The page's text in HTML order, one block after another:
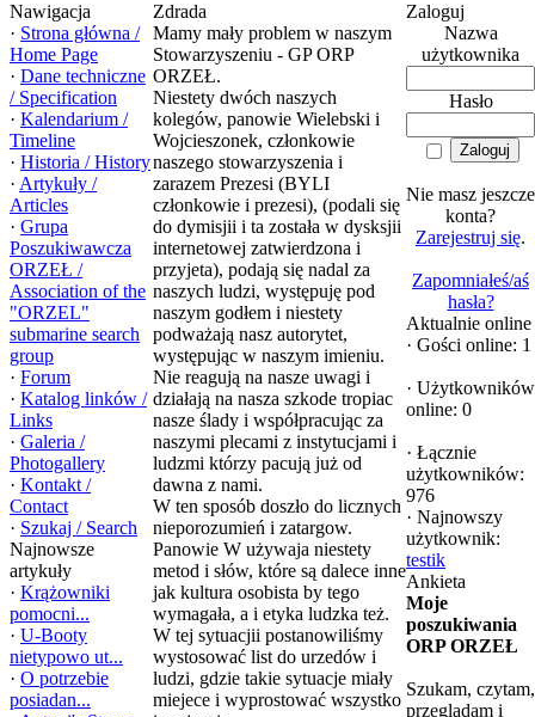
Nawigacja
· Strona główna /
Home Page
· Dane techniczne
/ Specification
· Kalendarium /
Timeline
· Historia / History
· Artykuły /
Articles
· Grupa
Poszukiwawcza
ORZEŁ /
Association of the
"ORZEL"
submarine search
group
· Forum
· Katalog linków /
Links
· Galeria /
Photogallery
· Kontakt /
Contact
· Szukaj / Search
Najnowsze
artykuły
· Krążowniki
pomocni...
· U-Booty
nietypowo ut...
· O potrzebie
posiadan...
Zdrada
Mamy mały problem w naszym
Stowarzyszeniu - GP ORP
ORZEŁ.
Niestety dwóch naszych
kolegów, panowie Wielebski i
Wojcieszonek, członkowie
naszego stowarzyszenia i
zarazem Prezesi (BYLI
członkowie i prezesi), (podali się
do dymisjii i ta została w dysksjii
internetowej zatwierdzona i
przyjeta), podają się nadal za
naszych ludzi, występuję pod
naszym godłem i niestety
podważają nasz autorytet,
występując w naszym imieniu.
Nie reagują na nasze uwagi i
działają na nasza szkode tropiac
nasze ślady i współpracując za
naszymi plecami z instytucjami i
ludzmi którzy pacują już od
dawna z nami.
W ten sposób doszło do licznych
nieporozumień i zatargow.
Panowie W używaja niestety
metod i słów, które są dalece inne
jak kultura osobista by tego
wymagała, a i etyka ludzka też.
W tej sytuacjii postanowiliśmy
wystosować list do urzedów i
ludzi, gdzie takie sytuacje miały
miejece i wyprostować wszystko
Zaloguj
Nazwa
użytkownika
Hasło
Nie masz jeszcze
konta?
Zarejestruj się.
Zapomniałeś/aś
hasła?
Aktualnie online
· Gości online: 1
· Użytkowników
online: 0
· Łącznie
użytkowników:
976
· Najnowszy
użytkownik:
testik
Ankieta
Moje
poszukiwania
ORP ORZEŁ
Szukam, czytam,
przeglądam i